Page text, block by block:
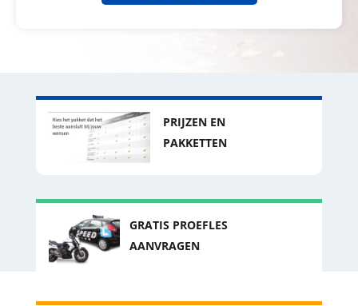
PRIJZEN EN
PAKKETTEN
GRATIS PROEFLES
AANVRAGEN